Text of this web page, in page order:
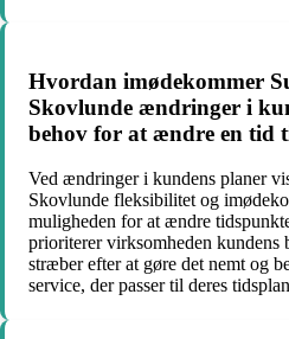
Hvordan imødekommer
Skovlunde ændringer i
behov for at ændre en tid
Ved ændringer i kundens planer
Skovlunde fleksibilitet og
muligheden for at ændre
prioriterer virksomheden kundens
stræber efter at gøre det nemt og
service, der passer til deres